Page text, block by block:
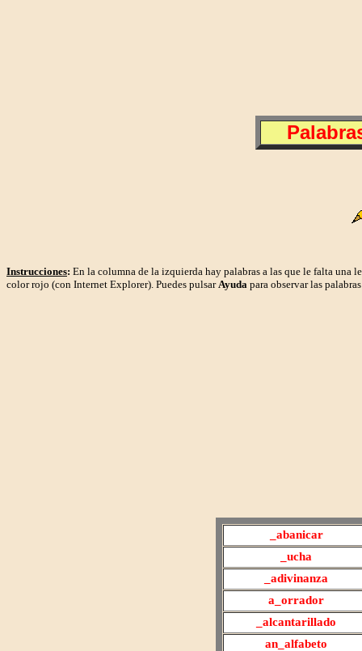
Instrucciones: En la columna de la izquierda hay palabras a las que le falta una
color rojo (con Internet Explorer). Puedes pulsarAyuda para observar las
abanicar
ucha
_adivinanza
a_orrador
_alcantarillado
an _alfabeto